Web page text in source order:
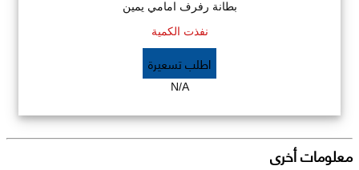
بطانة رفرف امامي يمين
نفذت الكمية
اطلب تسعيرة
N/A
معلومات أخرى